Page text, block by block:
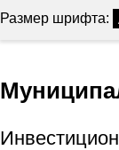
Размер шрифта: